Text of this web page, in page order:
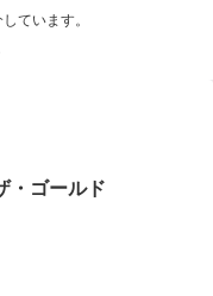
ています。
・ゴールド